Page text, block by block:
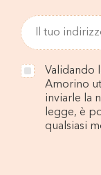
Validando
Amorino
inviarle la
legge, è
qualsiasi